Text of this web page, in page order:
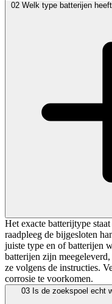
02 Welk type batterijen
Het exacte batterijtype
raadpleeg de bijgesloten
juiste type en of batterijen
batterijen zijn
ze volgens de instructies.
corrosie te voorkomen.
03 Is de zoekspoel echt